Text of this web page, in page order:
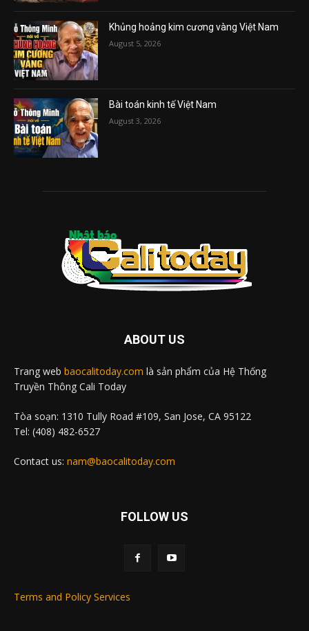
Khủng hoảng kim cương vàng Việt Nam
August 5, 2026
Bài toán kinh tế Việt Nam
August 3, 2026
ABOUT US
Trang web baocalitoday.com là sản phẩm của Hệ Thống
Truyền Thông Cali Today
Tòa soạn: 1310 Tully Road #109, San Jose, CA 95122
Tel: (408) 482-6527
Contact us: nam@baocalitoday.com
FOLLOW US
Terms and Policy Services